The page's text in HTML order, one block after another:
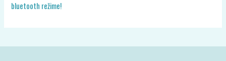
bluetooth režime!